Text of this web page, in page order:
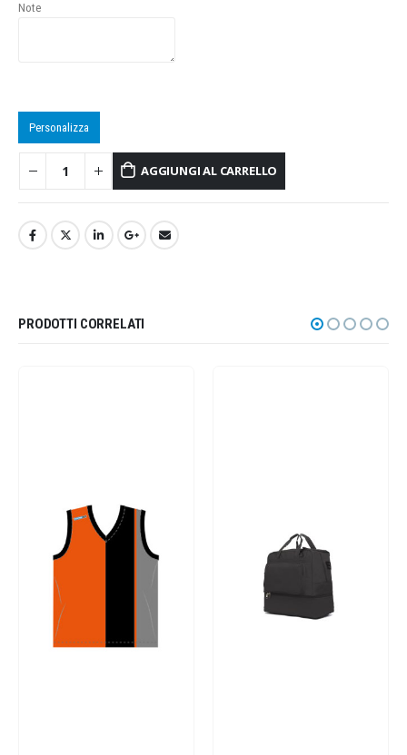
Note
Personalizza
AGGIUNGI AL CARRELLO
PRODOTTI CORRELATI